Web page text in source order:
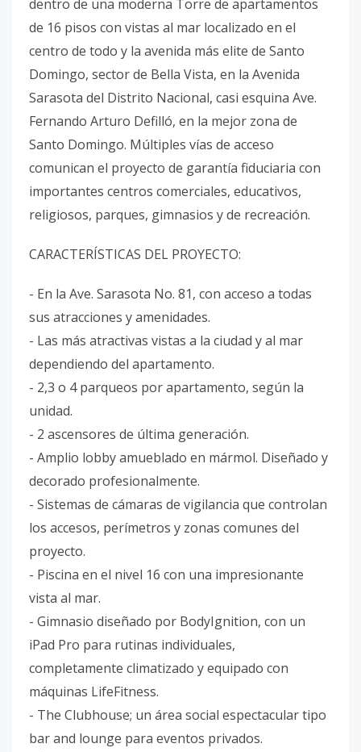
dentro de una moderna Torre de apartamentos
de 16 pisos con vistas al mar localizado en el
centro de todo y la avenida más elite de Santo
Domingo, sector de Bella Vista, en la Avenida
Sarasota del Distrito Nacional, casi esquina Ave.
Fernando Arturo Defilló, en la mejor zona de
Santo Domingo. Múltiples vías de acceso
comunican el proyecto de garantía fiduciaria con
importantes centros comerciales, educativos,
religiosos, parques, gimnasios y de recreación.
CARACTERÍSTICAS DEL PROYECTO:
- En la Ave. Sarasota No. 81, con acceso a todas
sus atracciones y amenidades.
- Las más atractivas vistas a la ciudad y al mar
dependiendo del apartamento.
- 2,3 o 4 parqueos por apartamento, según la
unidad.
- 2 ascensores de última generación.
- Amplio lobby amueblado en mármol. Diseñado y
decorado profesionalmente.
- Sistemas de cámaras de vigilancia que controlan
los accesos, perímetros y zonas comunes del
proyecto.
- Piscina en el nivel 16 con una impresionante
vista al mar.
- Gimnasio diseñado por BodyIgnition, con un
iPad Pro para rutinas individuales,
completamente climatizado y equipado con
máquinas LifeFitness.
- The Clubhouse; un área social espectacular tipo
bar and lounge para eventos privados.